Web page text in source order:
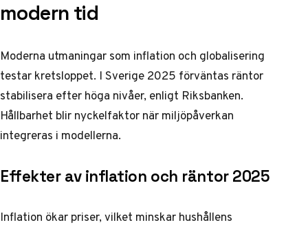
modern tid
Moderna utmaningar som inflation och globalisering
testar kretsloppet. I Sverige 2025 förväntas räntor
stabilisera efter höga nivåer, enligt Riksbanken.
Hållbarhet blir nyckelfaktor när miljöpåverkan
integreras i modellerna.
Effekter av inflation och räntor 2025
Inflation ökar priser, vilket minskar hushållens